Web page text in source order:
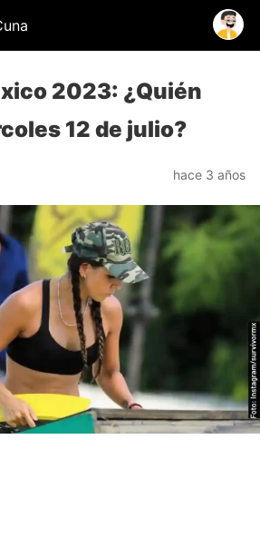
2023: ¿Quién
12 de julio?
hace 3 años